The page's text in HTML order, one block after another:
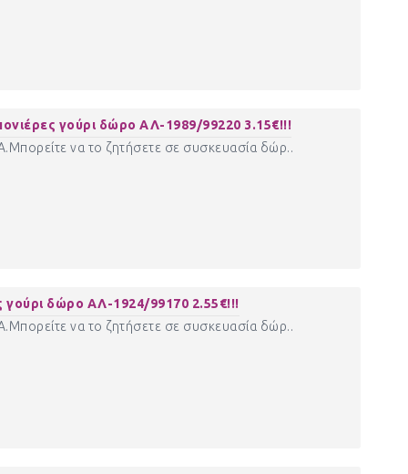
γούρι δώρο ΑΛ-1989/99220 3.15€!!!
να το ζητήσετε σε συσκευασία δώρ..
δώρο ΑΛ-1924/99170 2.55€!!!
να το ζητήσετε σε συσκευασία δώρ..